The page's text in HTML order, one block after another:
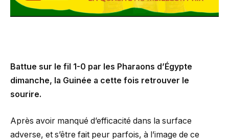
Battue sur le fil 1-0 par les Pharaons d’Égypte
dimanche, la Guinée a cette fois retrouver le
sourire.
Après avoir manqué d’efficacité dans la surface
adverse, et s’être fait peur parfois, à l’image de ce